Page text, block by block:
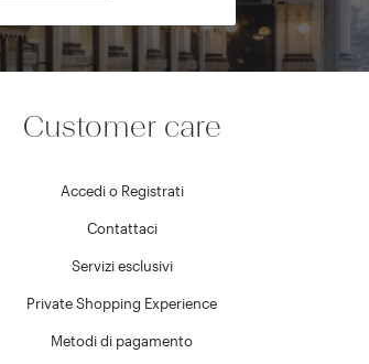
Customer care
Accedi o Registrati
Contattaci
Servizi esclusivi
Private Shopping Experience
Metodi di pagamento